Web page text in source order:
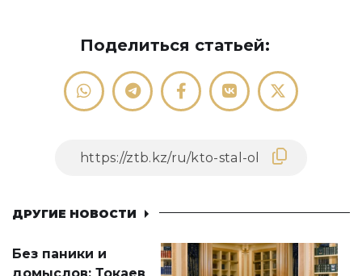
Поделиться статьей:
ДРУГИЕ НОВОСТИ
Без паники и